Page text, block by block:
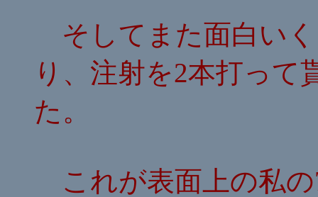
そしてまた面白い
り、注射を2本打って
た。
これが表面上の私